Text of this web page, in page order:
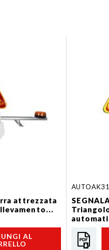
attrezzata
AL
AUTOAK31